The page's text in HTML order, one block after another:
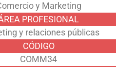
y Marketing
PROFESIONAL
y relaciones públicas
CÓDIGO
COMM34